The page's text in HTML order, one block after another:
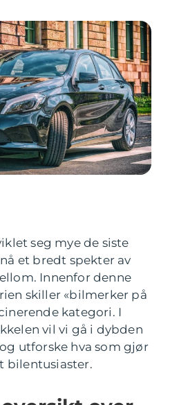
seg mye de siste
et bredt spekter av
Innenfor denne
skiller «bilmerker på
kategori. I
vil vi gå i dybden
utforske hva som gjør
bilentusiaster.